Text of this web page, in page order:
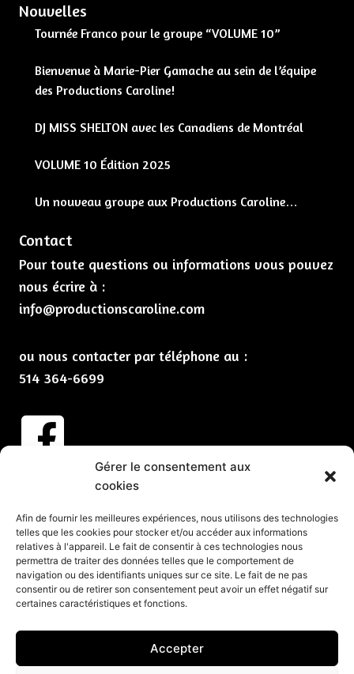
Gérer le consentement aux
cookies
Afin de fournir les meilleures expériences, nous utilisons des technologies
telles que les cookies pour stocker et/ou accéder aux informations
relatives à l'appareil. Le fait de consentir à ces technologies nous
permettra de traiter des données telles que le comportement de
navigation ou des identifiants uniques sur ce site. Le fait de ne pas
consentir ou de retirer son consentement peut avoir un effet négatif sur
certaines caractéristiques et fonctions.
Accepter
Nouvelles
Tournée Franco pour le groupe “VOLUME 10”
Bienvenue à Marie-Pier Gamache au sein de l’équipe
des Productions Caroline!
DJ MISS SHELTON avec les Canadiens de Montréal
VOLUME 10 Édition 2025
Un nouveau groupe aux Productions Caroline…
Contact
Pour toute questions ou informations vous pouvez
nous écrire à :
info@productionscaroline.com
ou nous contacter par téléphone au :
514 364-6699
Abonnez-vous à nos infolettres
Services
Spectacles et animation pour vos partys de Noël
Spectacles pour événements corporatifs
Groupes de musique pour événements
Organisation d’événements corporatifs